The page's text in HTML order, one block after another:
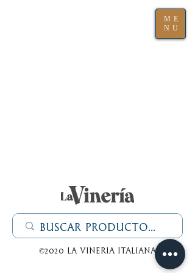
ME
NU
©2020 La Vineria italiana